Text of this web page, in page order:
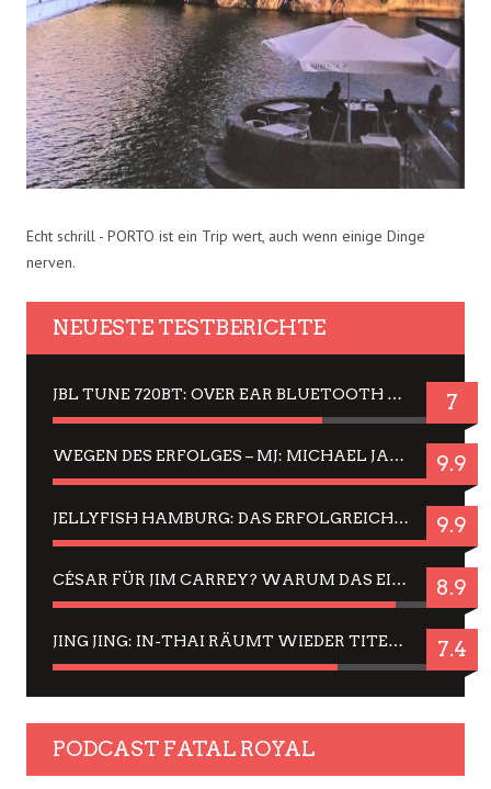
Echt schrill - PORTO ist ein Trip wert, auch wenn einige Dinge
nerven.
NEUESTE TESTBERICHTE
JBL TUNE 720BT: OVER EAR BLUETOOTH KOPFHÖRER UM DIE 50,-€ IM DAUER-TEST 7
WEGEN DES ERFOLGES – MJ: MICHAEL JACKSON MUSICAL IN EINER MATINEE SEHEN 9.9
JELLYFISH HAMBURG: DAS ERFOLGREICHE SOMMER-MENÜ 2025 IN GEFÜHLEN UND BILDERN 9.9
CÉSAR FÜR JIM CARREY? WARUM DAS EINER DER NERVIGSTEN ACTORS IST UND BLEIBT 8.9
JING JING: IN-THAI RÄUMT WIEDER TITEL AB – EIN ZWEI-STUNDEN-ERLEBNISBERICHT 7.4
PODCAST FATAL ROYAL